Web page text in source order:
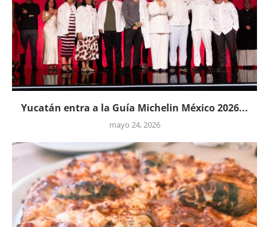
Yucatán entra a la Guía Michelin México 2026...
mayo 24, 2026